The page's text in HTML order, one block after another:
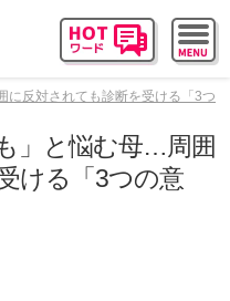
に反対されても診断を受ける「3つ
」と悩む母…周囲
ける「3つの意